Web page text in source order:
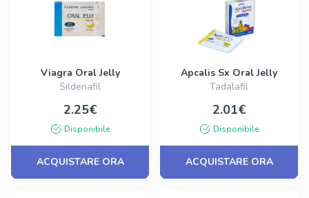
Viagra Oral Jelly
Sildenafil
2.25€
Disponibile
ACQUISTARE ORA
Apcalis Sx Oral Jelly
Tadalafil
2.01€
Disponibile
ACQUISTARE ORA